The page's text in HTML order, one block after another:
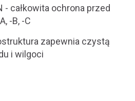
- całkowita ochrona przed
-B, -C
zapewnia czystą
i wilgoci